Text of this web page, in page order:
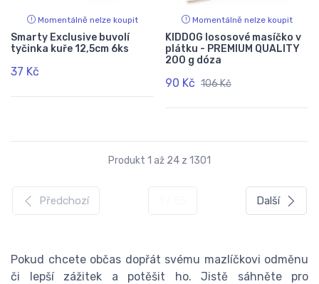
Momentálně nelze koupit
Smarty Exclusive buvolí
tyčinka kuře 12,5cm 6ks
37 Kč
Momentálně nelze koupit
KIDDOG lososové masíčko v
plátku - PREMIUM QUALITY
200 g dóza
90 Kč 106 Kč
Produkt 1 až 24 z 1301
Předchozí Další
Pokud chcete občas dopřát svému mazlíčkovi odměnu
či lepší zážitek a potěšit ho. Jistě sáhněte pro